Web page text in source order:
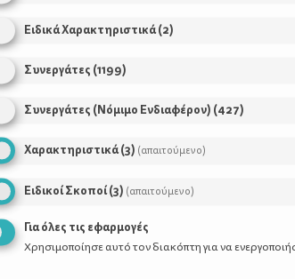
Ειδικά Χαρακτηριστικά(2)
Συνεργάτες (1199)
Συνεργάτες (Νόμιμο Ενδιαφέρον) (427)
Χαρακτηριστικά(3) (απαιτούμενο)
Ειδικοί Σκοποί(3) (απαιτούμενο)
Για όλες τις εφαρμογές
Χρησιμοποίησε αυτό τον διακόπτη για να